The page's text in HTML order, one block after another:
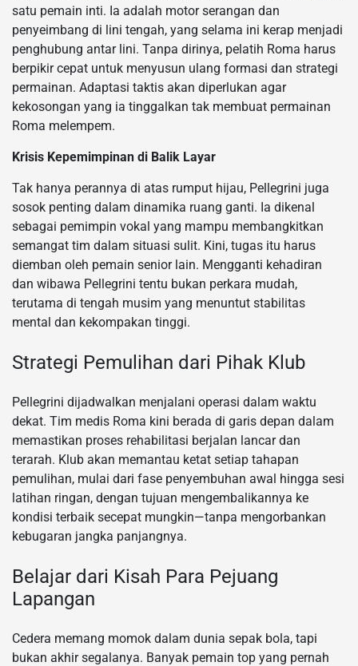
satu pemain inti. Ia adalah motor serangan dan
penyeimbang di lini tengah, yang selama ini kerap menjadi
penghubung antar lini. Tanpa dirinya, pelatih Roma harus
berpikir cepat untuk menyusun ulang formasi dan strategi
permainan. Adaptasi taktis akan diperlukan agar
kekosongan yang ia tinggalkan tak membuat permainan
Roma melempem.
Krisis Kepemimpinan di Balik Layar
Tak hanya perannya di atas rumput hijau, Pellegrini juga
sosok penting dalam dinamika ruang ganti. Ia dikenal
sebagai pemimpin vokal yang mampu membangkitkan
semangat tim dalam situasi sulit. Kini, tugas itu harus
diemban oleh pemain senior lain. Mengganti kehadiran
dan wibawa Pellegrini tentu bukan perkara mudah,
terutama di tengah musim yang menuntut stabilitas
mental dan kekompakan tinggi.
Strategi Pemulihan dari Pihak Klub
Pellegrini dijadwalkan menjalani operasi dalam waktu
dekat. Tim medis Roma kini berada di garis depan dalam
memastikan proses rehabilitasi berjalan lancar dan
terarah. Klub akan memantau ketat setiap tahapan
pemulihan, mulai dari fase penyembuhan awal hingga sesi
latihan ringan, dengan tujuan mengembalikannya ke
kondisi terbaik secepat mungkin—tanpa mengorbankan
kebugaran jangka panjangnya.
Belajar dari Kisah Para Pejuang
Lapangan
Cedera memang momok dalam dunia sepak bola, tapi
bukan akhir segalanya. Banyak pemain top yang pernah